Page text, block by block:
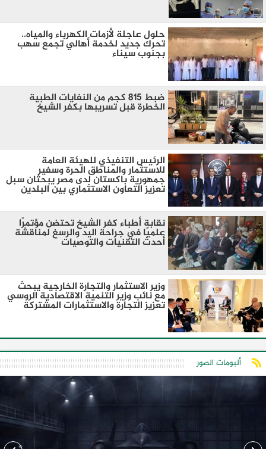
حلول عاجلة لأزمات الكهرباء والمياه..
تحرك جديد لخدمة أهالي تجمع سهب
بجنوب سيناء
ضبط 815 كجم من النفايات الطبية
الخطرة قبل تسريبها بكفر الشيخ
الرئيس التنفيذي للهيئة العامة
للاستثمار والمناطق الحرة وسفير
جمهورية باكستان لدى مصر يبحثان سبل
تعزيز التعاون الاستثماري بين البلدين
نقابة أطباء كفر الشيخ تحتضن مؤتمرًا
علميًا في جراحة اليد والرسغ لمناقشة
أحدث التقنيات والتوصيات
وزير الاستثمار والتجارة الخارجية يبحث
مع نائب وزير التنمية الاقتصادية الروسي
تعزيز التجارة والاستثمارات المشتركة
ألبومات الصور